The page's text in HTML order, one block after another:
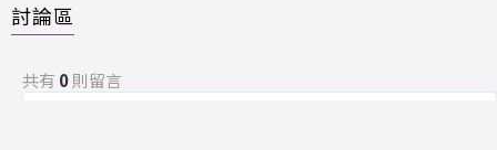
討論區
共有 0則留言